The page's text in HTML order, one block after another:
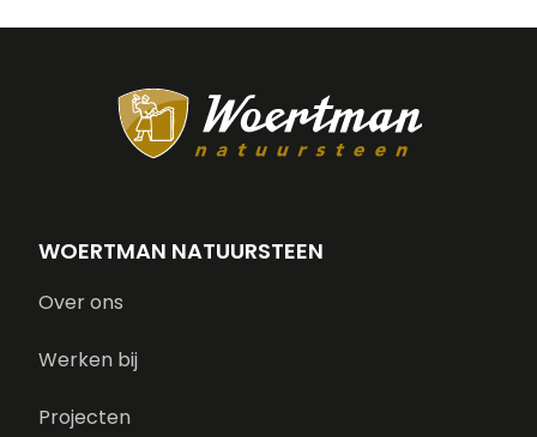
WOERTMAN NATUURSTEEN
Over ons
Werken bij
Projecten